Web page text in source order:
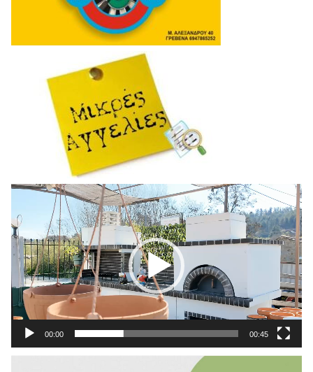
Πρόγραμμα
Αναπαραγωγής
Βίντεο
00:00 00:45